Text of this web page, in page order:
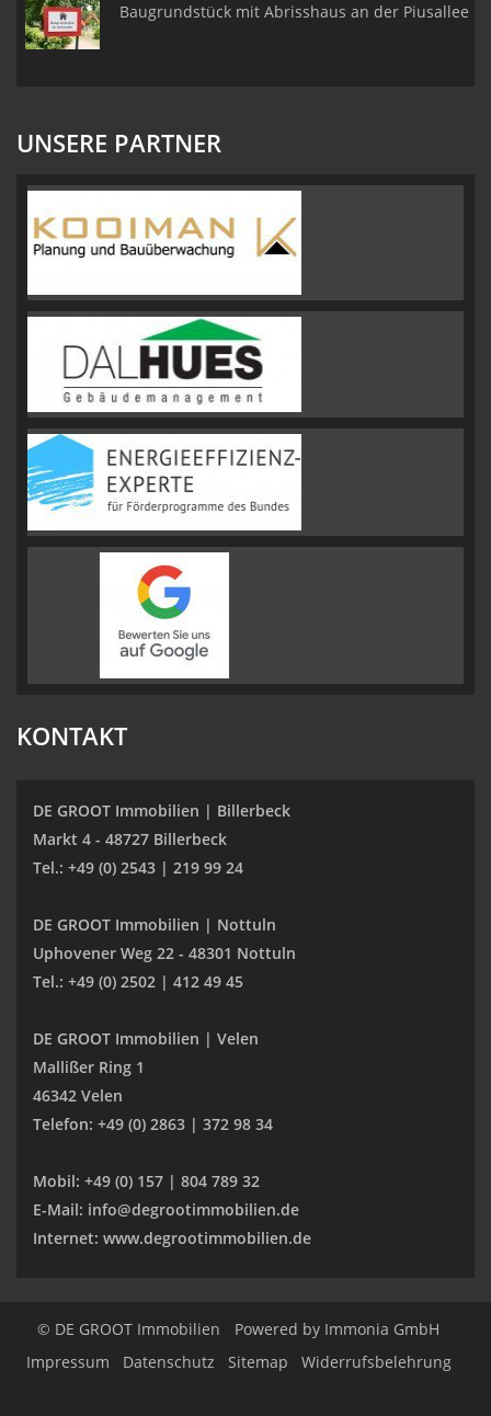
Baugrundstück mit Abrisshaus an der Piusallee
UNSERE PARTNER
KONTAKT
DE GROOT Immobilien | Billerbeck
Markt 4 - 48727 Billerbeck
Tel.: +49 (0) 2543 | 219 99 24
DE GROOT Immobilien | Nottuln
Uphovener Weg 22 - 48301 Nottuln
Tel.: +49 (0) 2502 | 412 49 45
DE GROOT Immobilien | Velen
Mallißer Ring 1
46342 Velen
Telefon: +49 (0) 2863 | 372 98 34
Mobil: +49 (0) 157 | 804 789 32
E-Mail: info@degrootimmobilien.de
Internet: www.degrootimmobilien.de
© DE GROOT Immobilien Powered by Immonia GmbH
Impressum
Datenschutz Sitemap Widerrufsbelehrung